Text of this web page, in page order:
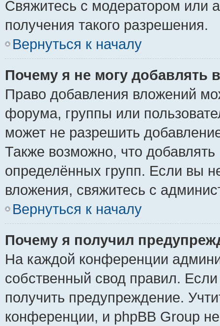
Свяжитесь с модератором или
получения такого разрешения.
Вернуться к началу
Почему я не могу добавлять
Право добавления вложений
форума, группы или
может не разрешить
Также возможно, что
определённых групп. Если вы
вложения, свяжитесь с
Вернуться к началу
Почему я получил
На каждой конференции
собственный свод правил.
получить предупреждение.
конференции, и phpBB Group